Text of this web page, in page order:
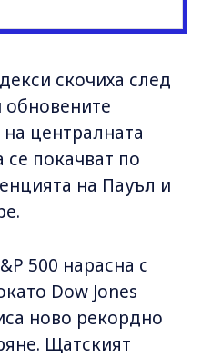
скочиха след
обновените
централната
покачват по
на Пауъл и
500 нарасна с
Dow Jones
ново рекордно
Щатският